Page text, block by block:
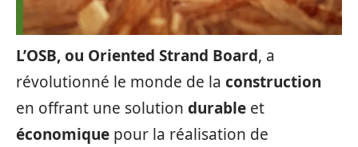
L’OSB, ou Oriented Strand Board, a
révolutionné le monde de la construction
en offrant une solution durable et
économique pour la réalisation de